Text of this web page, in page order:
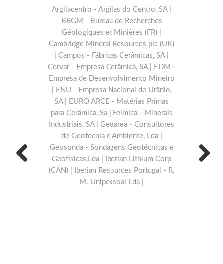
Argilacentro - Argilas do Centro, SA |
BRGM - Bureau de Recherches
Géologiques et Minières (FR) |
Cambridge Mineral Resources plc (UK)
| Campos - Fábricas Cerâmicas, SA |
Cervar - Empresa Cerâmica, SA | EDM -
Empresa de Desenvolvimento Mineiro
| ENU - Empresa Nacional de Urânio,
SA | EURO ARCE - Matérias Primas
para Cerâmica, Sa | Felmica - Minerais
Industriais, SA | Geoárea - Consultores
de Geotecnia e Ambiente, Lda |
Geosonda - Sondagens Geotécnicas e
Geofísicas,Lda | Iberian Lithium Corp
(CAN) | Iberian Resources Portugal - R.
M. Unipessoal Lda |